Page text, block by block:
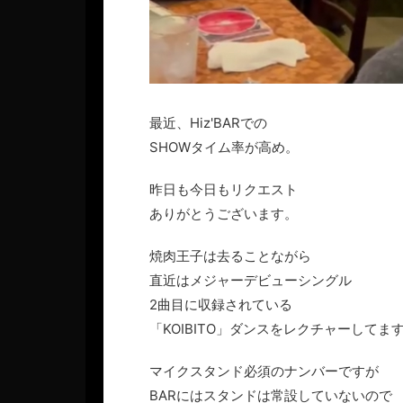
最近、Hiz'BARでの
SHOWタイム率が高め。
昨日も今日もリクエスト
ありがとうございます。
焼肉王子は去ることながら
直近はメジャーデビューシングル
2曲目に収録されている
「KOIBITO」ダンスをレクチャーしてま
マイクスタンド必須のナンバーですが
BARにはスタンドは常設していないので